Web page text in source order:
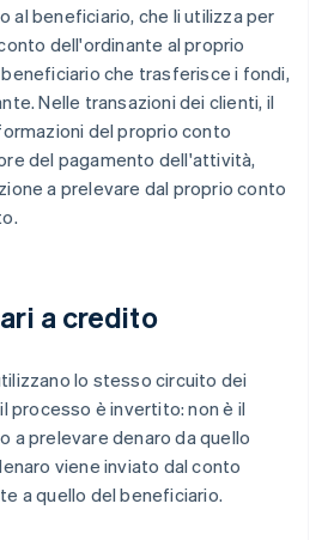
al beneficiario, che li utilizza per
dell'ordinante al proprio
beneficiario che trasferisce i fondi,
Nelle transazioni dei clienti, il
del proprio conto
del pagamento dell'attività,
a prelevare dal proprio conto
a credito
lo stesso circuito dei
processo è invertito: non è il
a prelevare denaro da quello
viene inviato dal conto
a quello del beneficiario.